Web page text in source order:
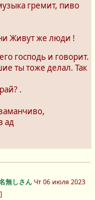
гремит, пиво
Живут же люди !
господь и говорит.
ты тоже делал. Так
.
ад
無しさん Чт 06 июля 2023
]